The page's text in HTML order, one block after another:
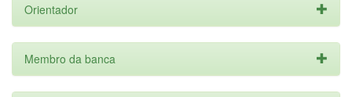
Orientador
Membro da banca